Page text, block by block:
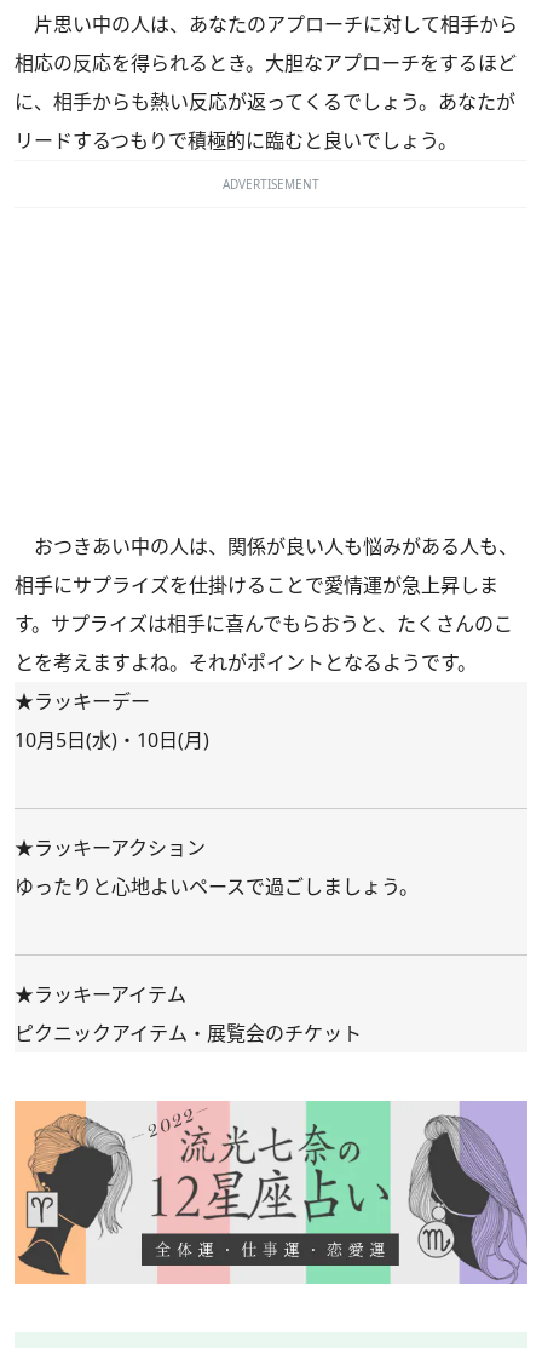
片思い中の人は、あなたのアプローチに対して相手から
相応の反応を得られるとき。大胆なアプローチをするほど
に、相手からも熱い反応が返ってくるでしょう。あなたが
リードするつもりで積極的に臨むと良いでしょう。
ADVERTISEMENT
おつきあい中の人は、関係が良い人も悩みがある人も、
相手にサプライズを仕掛けることで愛情運が急上昇しま
す。サプライズは相手に喜んでもらおうと、たくさんのこ
とを考えますよね。それがポイントとなるようです。
★ラッキーデー
10月5日(水)・10日(月)
★ラッキーアクション
ゆったりと心地よいペースで過ごしましょう。
★ラッキーアイテム
ピクニックアイテム・展覧会のチケット